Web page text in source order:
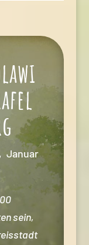
Januar
sein,